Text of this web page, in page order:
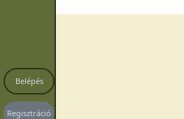
Belépés
Regisztráció